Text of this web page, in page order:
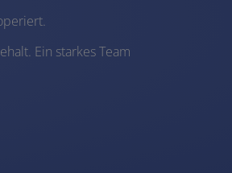
Ein starkes Team